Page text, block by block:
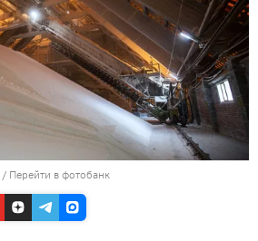
/ Перейти в фотобанк